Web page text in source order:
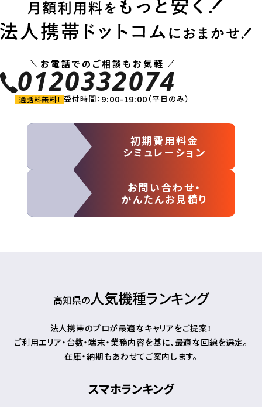
お電話でのご相談もお気軽
0120332074
通話料無料！ 受付時間： 9:00-19:00（平日のみ）
初期費用料金
シミュレーション
お問い合わせ・
かんたんお見積り
高知県の人気機種ランキング
法人携帯のプロが最適なキャリアをご提案！
ご利用エリア・台数・端末・業務内容を基に、最適な回線を選定。
在庫・納期もあわせてご案内します。
スマホランキング